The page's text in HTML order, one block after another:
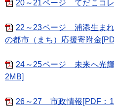
20～21ページ てだこコ
22～23ページ 浦添生ま
の都市（まち）応援寄附金
24～25ページ 未来へ光輝
2MB]
26～27 市政情報[PDF：